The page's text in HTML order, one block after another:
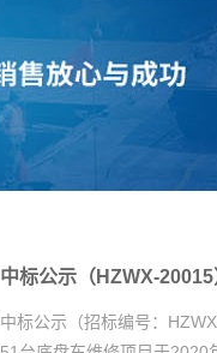
中标公示（HZWX-20015
中标公示（招标编号：